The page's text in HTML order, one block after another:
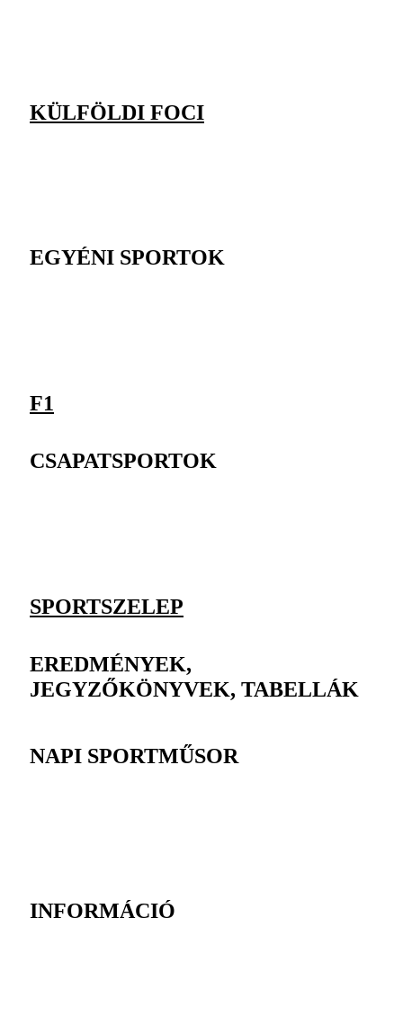
KÜLFÖLDI FOCI
EGYÉNI SPORTOK
F1
CSAPATSPORTOK
SPORTSZELEP
EREDMÉNYEK,
JEGYZŐKÖNYVEK, TABELLÁK
NAPI SPORTMŰSOR
INFORMÁCIÓ